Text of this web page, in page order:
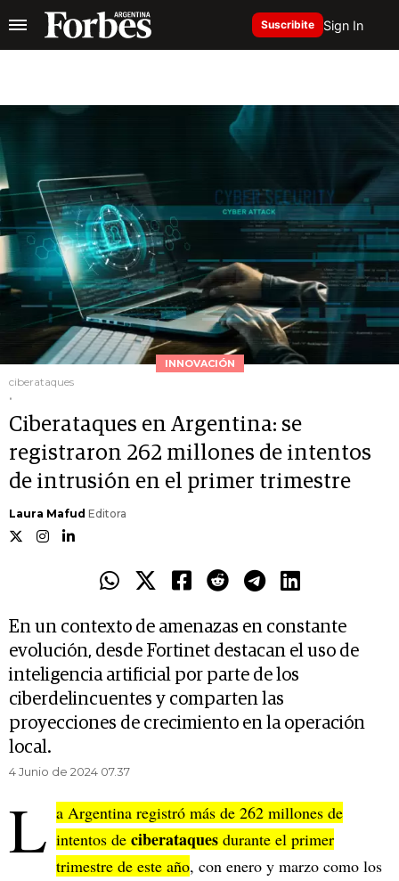
Suscribite Sign In
INNOVACIÓN
ciberataques
.
Ciberataques en Argentina: se
registraron 262 millones de intentos
de intrusión en el primer trimestre
Laura Mafud Editora
En un contexto de amenazas en constante
evolución, desde Fortinet destacan el uso de
inteligencia artificial por parte de los
ciberdelincuentes y comparten las
proyecciones de crecimiento en la operación
local.
4 Junio de 2024 07.37
L a Argentina registró más de 262 millones de
intentos de ciberataques durante el primer
trimestre de este año, con enero y marzo como los